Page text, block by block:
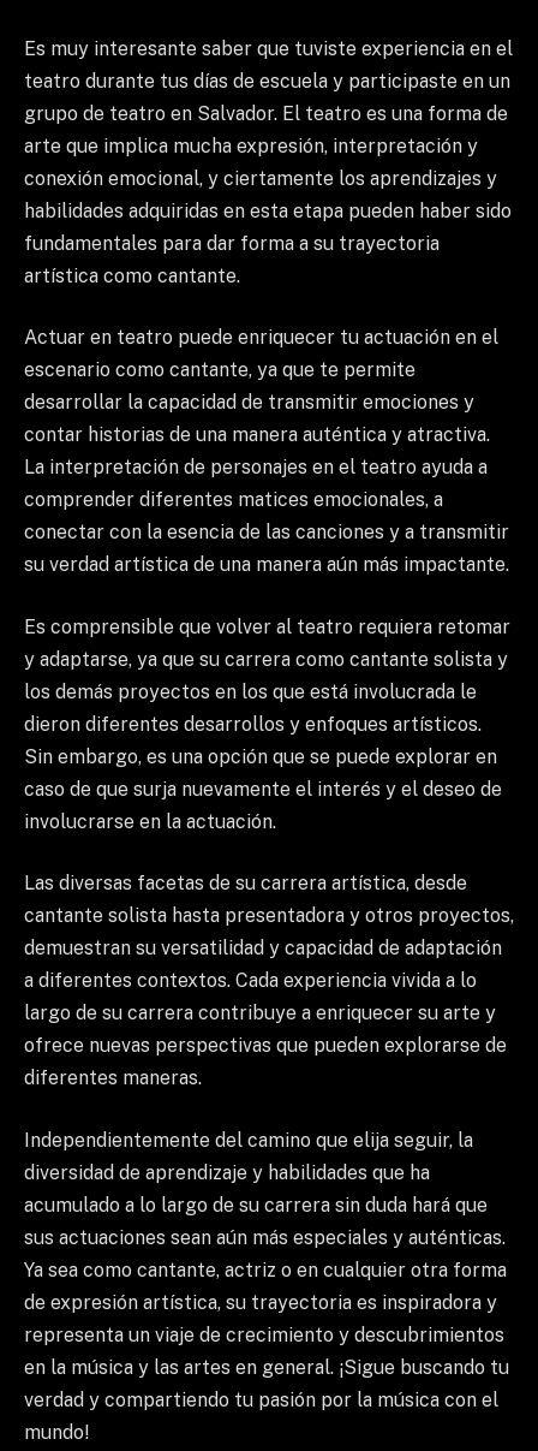
Es muy interesante saber que tuviste experiencia en el
teatro durante tus días de escuela y participaste en un
grupo de teatro en Salvador. El teatro es una forma de
arte que implica mucha expresión, interpretación y
conexión emocional, y ciertamente los aprendizajes y
habilidades adquiridas en esta etapa pueden haber sido
fundamentales para dar forma a su trayectoria
artística como cantante.
Actuar en teatro puede enriquecer tu actuación en el
escenario como cantante, ya que te permite
desarrollar la capacidad de transmitir emociones y
contar historias de una manera auténtica y atractiva.
La interpretación de personajes en el teatro ayuda a
comprender diferentes matices emocionales, a
conectar con la esencia de las canciones y a transmitir
su verdad artística de una manera aún más impactante.
Es comprensible que volver al teatro requiera retomar
y adaptarse, ya que su carrera como cantante solista y
los demás proyectos en los que está involucrada le
dieron diferentes desarrollos y enfoques artísticos.
Sin embargo, es una opción que se puede explorar en
caso de que surja nuevamente el interés y el deseo de
involucrarse en la actuación.
Las diversas facetas de su carrera artística, desde
cantante solista hasta presentadora y otros proyectos,
demuestran su versatilidad y capacidad de adaptación
a diferentes contextos. Cada experiencia vivida a lo
largo de su carrera contribuye a enriquecer su arte y
ofrece nuevas perspectivas que pueden explorarse de
diferentes maneras.
Independientemente del camino que elija seguir, la
diversidad de aprendizaje y habilidades que ha
acumulado a lo largo de su carrera sin duda hará que
sus actuaciones sean aún más especiales y auténticas.
Ya sea como cantante, actriz o en cualquier otra forma
de expresión artística, su trayectoria es inspiradora y
representa un viaje de crecimiento y descubrimientos
en la música y las artes en general. ¡Sigue buscando tu
verdad y compartiendo tu pasión por la música con el
mundo!